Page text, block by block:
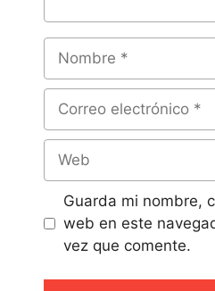
Guarda mi nombre,
web en este
vez que comente.